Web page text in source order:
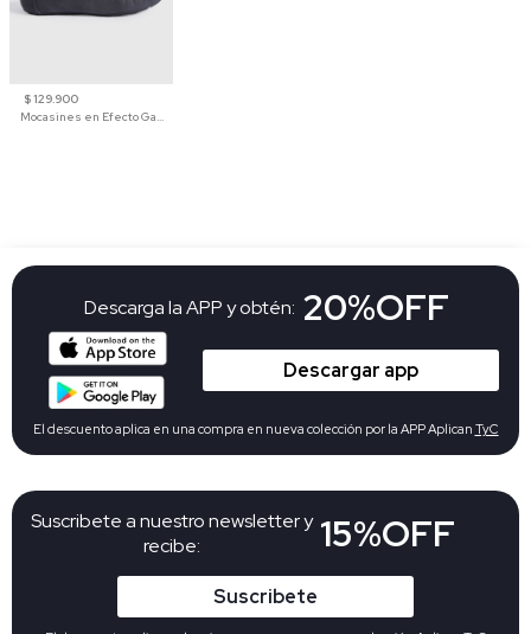
$ 129.900
Mocasines en Efecto Gamuzado Para Mujer
Suscribete a nuestro newsletter y
recibe:
15%OFF
Suscribete
Descarga la APP y obtén: 20%OFF
Descargar app
El descuento aplica en una compra en nueva colección por la APP Aplican TyC